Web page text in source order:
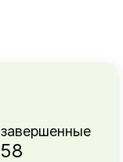
завершенные
58